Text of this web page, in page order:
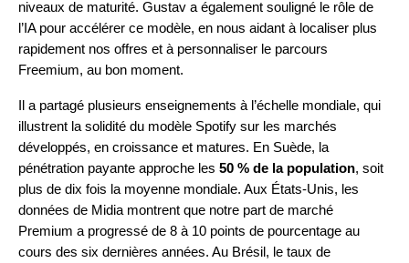
niveaux de maturité. Gustav a également souligné le rôle de
l’IA pour accélérer ce modèle, en nous aidant à localiser plus
rapidement nos offres et à personnaliser le parcours
Freemium, au bon moment.
Il a partagé plusieurs enseignements à l’échelle mondiale, qui
illustrent la solidité du modèle Spotify sur les marchés
développés, en croissance et matures. En Suède, la
pénétration payante approche les 50 % de la population, soit
plus de dix fois la moyenne mondiale. Aux États-Unis, les
données de Midia montrent que notre part de marché
Premium a progressé de 8 à 10 points de pourcentage au
cours des six dernières années. Au Brésil, le taux de